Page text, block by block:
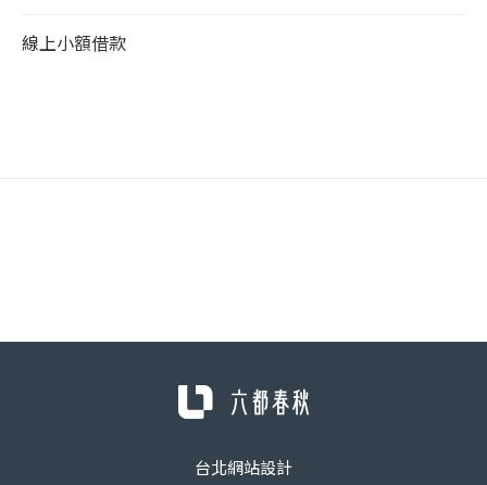
線上小額借款
台北網站設計